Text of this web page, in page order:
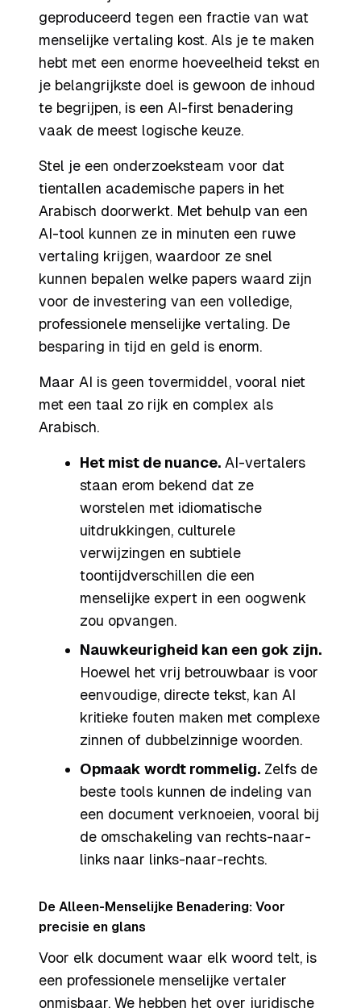
geproduceerd tegen een fractie van wat
menselijke vertaling kost. Als je te maken
hebt met een enorme hoeveelheid tekst en
je belangrijkste doel is gewoon de inhoud
te begrijpen, is een AI-first benadering
vaak de meest logische keuze.
Stel je een onderzoeksteam voor dat
tientallen academische papers in het
Arabisch doorwerkt. Met behulp van een
AI-tool kunnen ze in minuten een ruwe
vertaling krijgen, waardoor ze snel
kunnen bepalen welke papers waard zijn
voor de investering van een volledige,
professionele menselijke vertaling. De
besparing in tijd en geld is enorm.
Maar AI is geen tovermiddel, vooral niet
met een taal zo rijk en complex als
Arabisch.
Het mist de nuance. AI-vertalers
staan erom bekend dat ze
worstelen met idiomatische
uitdrukkingen, culturele
verwijzingen en subtiele
toontijdverschillen die een
menselijke expert in een oogwenk
zou opvangen.
Nauwkeurigheid kan een gok zijn.
Hoewel het vrij betrouwbaar is voor
eenvoudige, directe tekst, kan AI
kritieke fouten maken met complexe
zinnen of dubbelzinnige woorden.
Opmaak wordt rommelig. Zelfs de
beste tools kunnen de indeling van
een document verknoeien, vooral bij
de omschakeling van rechts-naar-
links naar links-naar-rechts.
De Alleen-Menselijke Benadering: Voor
precisie en glans
Voor elk document waar elk woord telt, is
een professionele menselijke vertaler
onmisbaar. We hebben het over juridische